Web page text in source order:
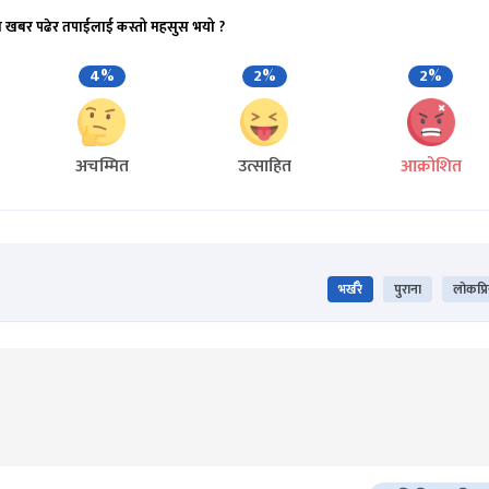
खबर पढेर तपाईलाई कस्तो महसुस भयो ?
4%
अचम्मित
2%
उत्साहित
2%
आक्रोशित
भर्खरै पुराना